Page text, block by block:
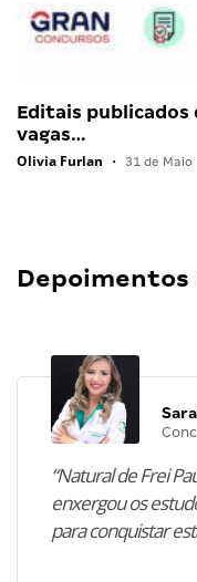
Editais publicados
vagas…
Olivia Furlan • 31 de Maio
Depoimentos
“Natural de Frei
enxergou os
para conquistar